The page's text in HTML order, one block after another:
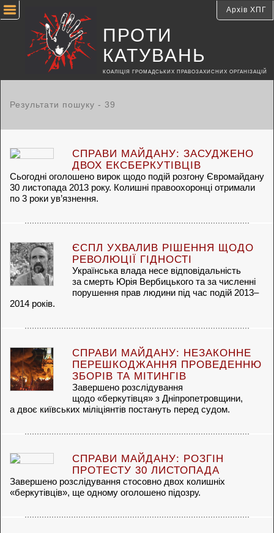
Архів ХПГ
ПРОТИ
КАТУВАНЬ
КОАЛІЦІЯ ГРОМАДСЬКИХ ПРАВОЗАХИСНИХ ОРГАНІЗАЦІЙ
Результати пошуку - 39
СПРАВИ МАЙДАНУ: ЗАСУДЖЕНО
ДВОХ ЕКСБЕРКУТІВЦІВ
Сьогодні оголошено вирок щодо подій розгону Євромайдану
30 листопада 2013 року. Колишні правоохоронці отримали
по 3 роки ув’язнення.
ЄСПЛ УХВАЛИВ РІШЕННЯ ЩОДО
РЕВОЛЮЦІЇ ГІДНОСТІ
Українська влада несе відповідальність
за смерть Юрія Вербицького та за численні
порушення прав людини під час подій 2013–
2014 років.
СПРАВИ МАЙДАНУ: НЕЗАКОННЕ
ПЕРЕШКОДЖАННЯ ПРОВЕДЕННЮ
ЗБОРІВ ТА МІТИНГІВ
Завершено розслідування
щодо «беркутівця» з Дніпропетровщини,
а двоє київських міліціянтів постануть перед судом.
СПРАВИ МАЙДАНУ: РОЗГІН
ПРОТЕСТУ 30 ЛИСТОПАДА
Завершено розслідування стосовно двох колишніх
«беркутівців», ще одному оголошено підозру.